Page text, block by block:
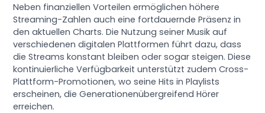
Neben finanziellen Vorteilen ermöglichen höhere
Streaming-Zahlen auch eine fortdauernde Präsenz in
den aktuellen Charts. Die Nutzung seiner Musik auf
verschiedenen digitalen Plattformen führt dazu, dass
die Streams konstant bleiben oder sogar steigen. Diese
kontinuierliche Verfügbarkeit unterstützt zudem Cross-
Plattform-Promotionen, wo seine Hits in Playlists
erscheinen, die Generationenübergreifend Hörer
erreichen.